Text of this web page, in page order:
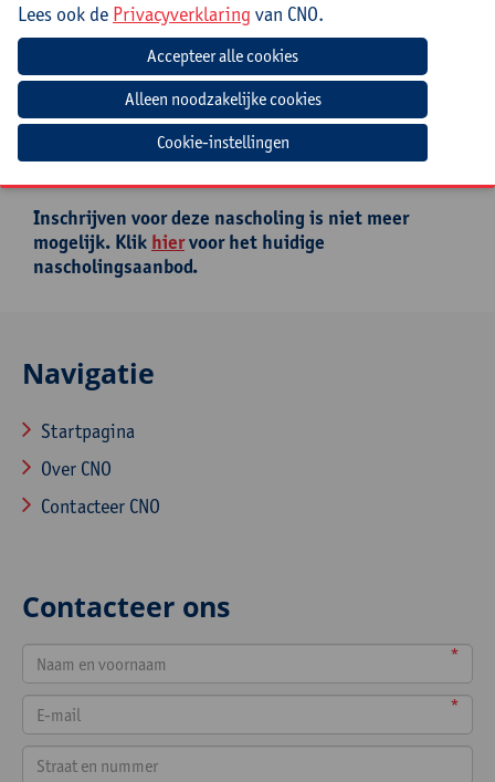
Deze nascholing is afgelast. Inschrijven is niet
meer mogelijk.
Mee te brengen door cursist
Opgeladen laptop
Inschrijven voor deze nascholing is niet meer
mogelijk. Klik hiervoor het huidige
nascholingsaanbod.
Navigatie
Startpagina
Over CNO
Contacteer CNO
Contacteer ons
*
*
Lees ook de Privacyverklaring van CNO.
Cookie-instellingen